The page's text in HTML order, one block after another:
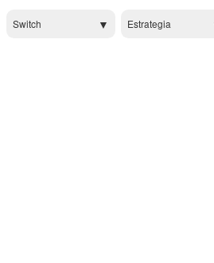
Switch Estrategia